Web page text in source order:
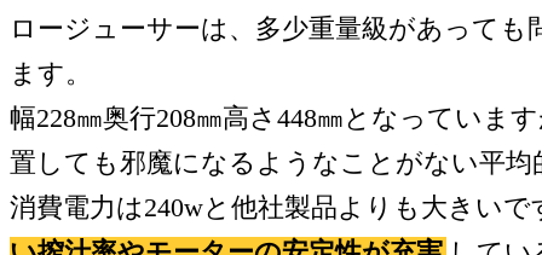
ロージューサーは、多少重量級があっても
ます。
幅228㎜奥行208㎜高さ448㎜となっていま
置しても邪魔になるようなことがない平
消費電力は240wと他社製品よりも大きい